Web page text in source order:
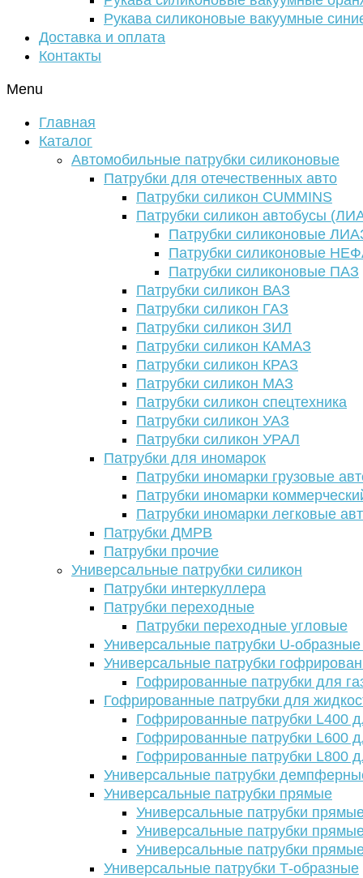
Рукава силиконовые вакуумные
Доставка и оплата
Контакты
Menu
Главная
Каталог
Автомобильные патрубки силиконовые
Патрубки для отечественных авто
Патрубки силикон CUMMINS
Патрубки силикон автобусы
Патрубки силиконовые
Патрубки силиконовые
Патрубки силиконовые ПАЗ
Патрубки силикон ВАЗ
Патрубки силикон ГАЗ
Патрубки силикон ЗИЛ
Патрубки силикон КАМАЗ
Патрубки силикон КРАЗ
Патрубки силикон МАЗ
Патрубки силикон спецтехника
Патрубки силикон УАЗ
Патрубки силикон УРАЛ
Патрубки для иномарок
Патрубки иномарки грузовые
Патрубки иномарки
Патрубки иномарки легковые
Патрубки ДМРВ
Патрубки прочие
Универсальные патрубки силикон
Патрубки интеркуллера
Патрубки переходные
Патрубки переходные угловые
Универсальные патрубки U-
Универсальные патрубки
Гофрированные патрубки для
Гофрированные патрубки для
Гофрированные патрубки L400
Гофрированные патрубки L600
Гофрированные патрубки L800
Универсальные патрубки
Универсальные патрубки прямые
Универсальные патрубки
Универсальные патрубки
Универсальные патрубки
Универсальные патрубки Т-образные